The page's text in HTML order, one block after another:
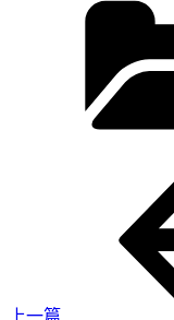
上一篇